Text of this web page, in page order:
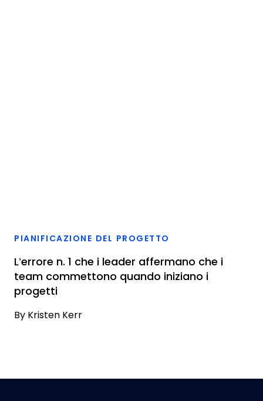
PIANIFICAZIONE DEL PROGETTO
L’errore n. 1 che i leader affermano che i
team commettono quando iniziano i
progetti
By Kristen Kerr